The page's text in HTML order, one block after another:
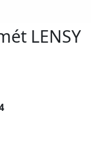
LENSY